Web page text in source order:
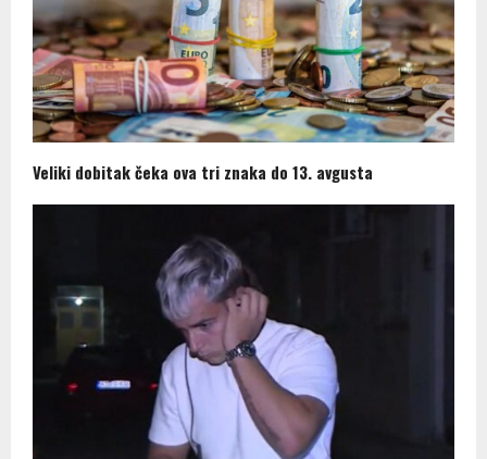
Veliki dobitak čeka ova tri znaka do 13. avgusta